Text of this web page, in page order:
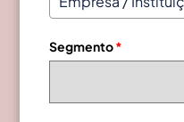
i
+
Segmento*